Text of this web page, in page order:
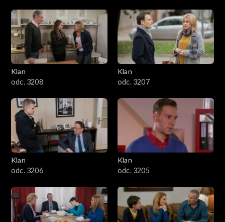
Klan
odc. 3208
Klan
odc. 3207
Klan
odc. 3206
Klan
odc. 3205